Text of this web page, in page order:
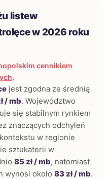
listew
w 2026 roku
cennikiem
.
jest zgodna ze średnią
/ mb. Województwo
się stabilnym rynkiem
znaczących odchyleń
w regionie
sztukaterii w
85 zł / mb, natomiast
wynosi około 83 zł / mb.